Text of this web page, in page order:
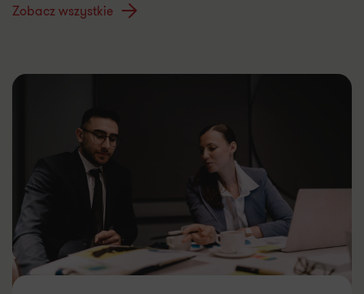
Zobacz wszystkie